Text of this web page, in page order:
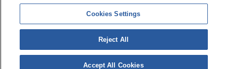
|Private Area Health
© Mutua Universal 2026| Site map
Data protection Policy | Politics of cookies
Follow us on:
Cookies Settings
Reject All
Accept All Cookies